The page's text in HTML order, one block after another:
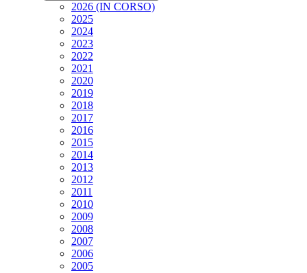
2026 (IN CORSO)
2025
2024
2023
2022
2021
2020
2019
2018
2017
2016
2015
2014
2013
2012
2011
2010
2009
2008
2007
2006
2005